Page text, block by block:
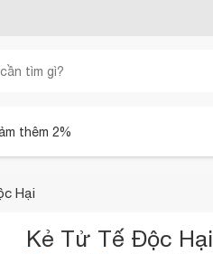
thêm 2%
Hại
Kẻ Tử Tế Độc Hại